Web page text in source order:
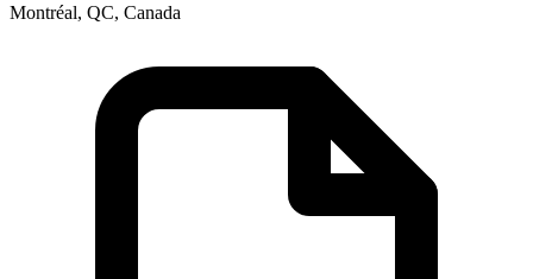
Montréal, QC, Canada